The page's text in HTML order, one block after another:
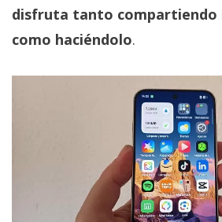
disfruta tanto compartiendo
como haciéndolo.